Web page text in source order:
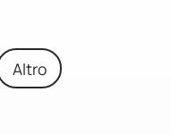
Altro